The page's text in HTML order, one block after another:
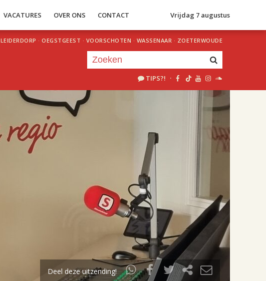
VACATURES OVER ONS CONTACT Vrijdag 7 augustus
LEIDERDORP · OEGSTGEEST · VOORSCHOTEN · WASSENAAR · ZOETERWOUDE
TIPS?! ·
uur 1 van 2
Volgend uur
Deel deze uitzending!